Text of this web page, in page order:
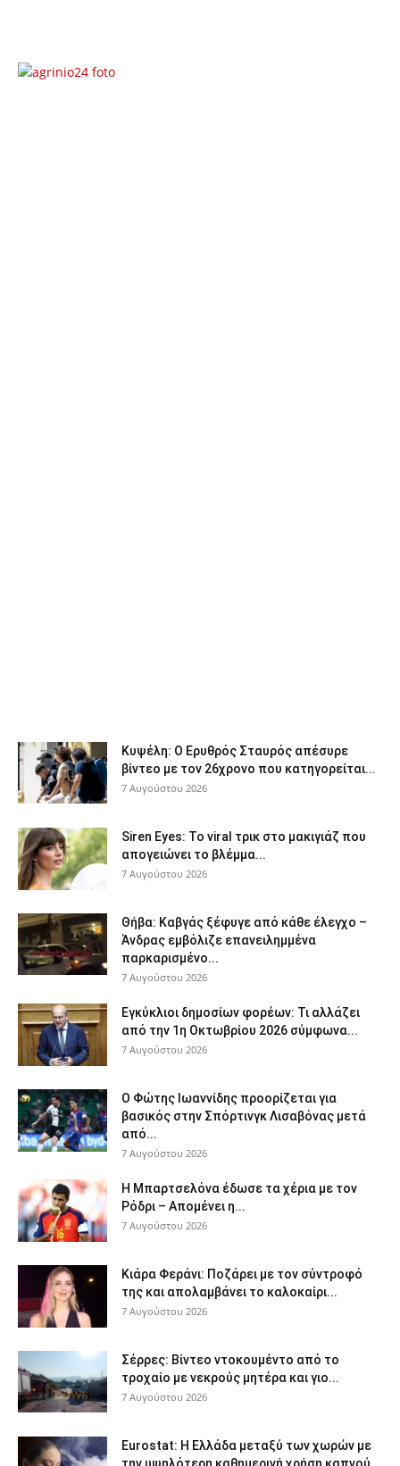
Κυψέλη: Ο Ερυθρός Σταυρός απέσυρε
βίντεο με τον 26χρονο που κατηγορείται...
7 Αυγούστου 2026
Siren Eyes: Το viral τρικ στο μακιγιάζ που
απογειώνει το βλέμμα...
7 Αυγούστου 2026
Θήβα: Καβγάς ξέφυγε από κάθε έλεγχο –
Άνδρας εμβόλιζε επανειλημμένα
παρκαρισμένο...
7 Αυγούστου 2026
Εγκύκλιοι δημοσίων φορέων: Τι αλλάζει
από την 1η Οκτωβρίου 2026 σύμφωνα...
7 Αυγούστου 2026
Ο Φώτης Ιωαννίδης προορίζεται για
βασικός στην Σπόρτινγκ Λισαβόνας μετά
από...
7 Αυγούστου 2026
Η Μπαρτσελόνα έδωσε τα χέρια με τον
Ρόδρι – Απομένει η...
7 Αυγούστου 2026
Κιάρα Φεράνι: Ποζάρει με τον σύντροφό
της και απολαμβάνει το καλοκαίρι...
7 Αυγούστου 2026
Σέρρες: Βίντεο ντοκουμέντο από το
τροχαίο με νεκρούς μητέρα και γιο...
7 Αυγούστου 2026
Eurostat: Η Ελλάδα μεταξύ των χωρών με